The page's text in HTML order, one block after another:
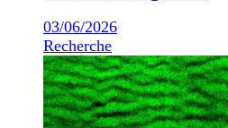
03/06/2026
Recherche